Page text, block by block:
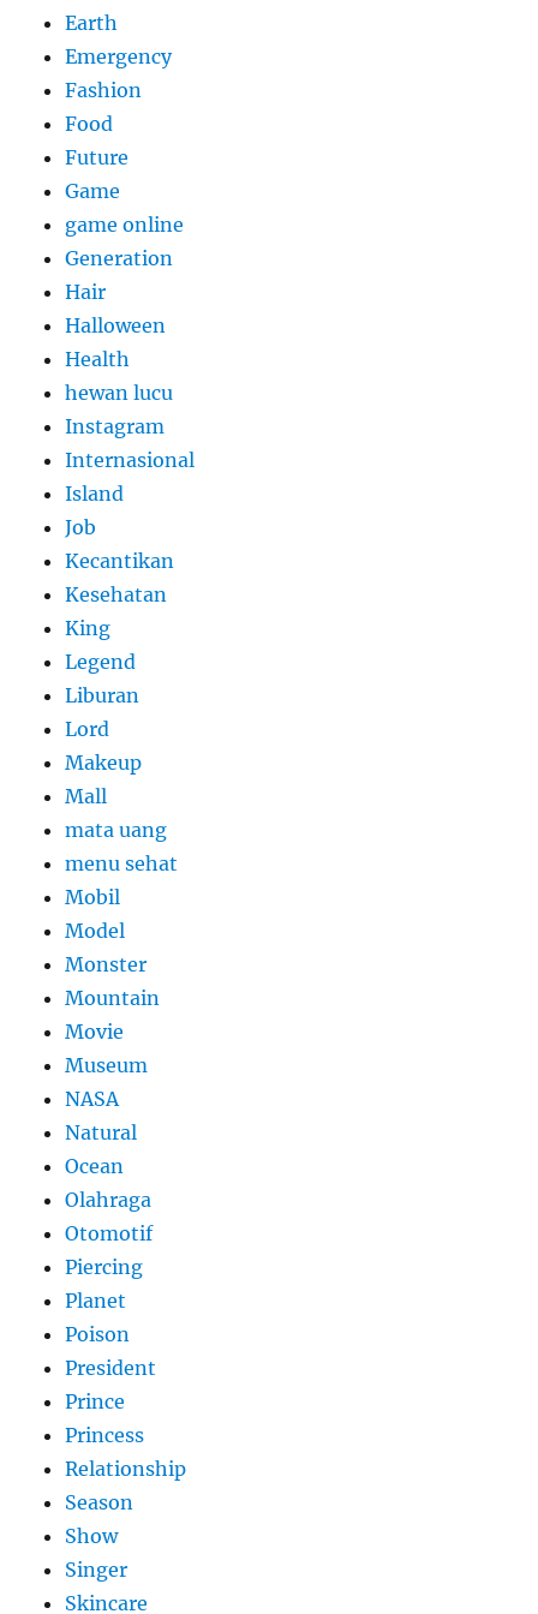
Earth
Emergency
Fashion
Food
Future
Game
game online
Generation
Hair
Halloween
Health
hewan lucu
Instagram
Internasional
Island
Job
Kecantikan
Kesehatan
King
Legend
Liburan
Lord
Makeup
Mall
mata uang
menu sehat
Mobil
Model
Monster
Mountain
Movie
Museum
NASA
Natural
Ocean
Olahraga
Otomotif
Piercing
Planet
Poison
President
Prince
Princess
Relationship
Season
Show
Singer
Skincare